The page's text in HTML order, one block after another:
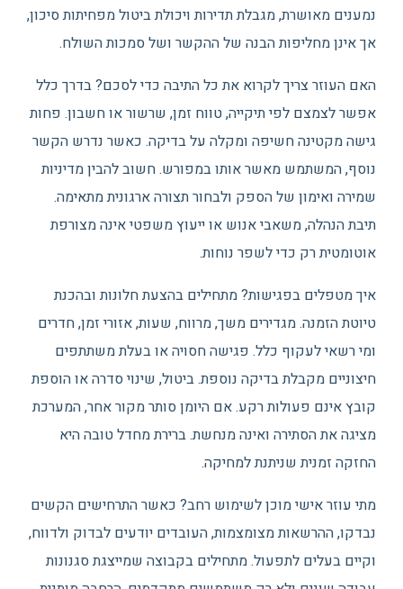
נמענים מאושרת, מגבלת תדירות ויכולת ביטול מפחיתות סיכון,
אך אינן מחליפות הבנה של ההקשר ושל סמכות השולח.
האם העוזר צריך לקרוא את כל התיבה כדי לסכם? בדרך כלל
אפשר לצמצם לפי תיקייה, טווח זמן, שרשור או חשבון. פחות
גישה מקטינה חשיפה ומקלה על בדיקה. כאשר נדרש הקשר
נוסף, המשתמש מאשר אותו במפורש. חשוב להבין מדיניות
שמירה ואימון של הספק ולבחור תצורה ארגונית מתאימה.
תיבת הנהלה, משאבי אנוש או ייעוץ משפטי אינה מצורפת
אוטומטית רק כדי לשפר נוחות.
איך מטפלים בפגישות? מתחילים בהצעת חלונות ובהכנת
טיוטת הזמנה. מגדירים משך, מרווח, שעות, אזורי זמן, חדרים
ומי רשאי לעקוף כלל. פגישה חסויה או בעלת משתתפים
חיצוניים מקבלת בדיקה נוספת. ביטול, שינוי סדרה או הוספת
קובץ אינם פעולות רקע. אם היומן סותר מקור אחר, המערכת
מציגה את הסתירה ואינה מנחשת. ברירת מחדל טובה היא
החזקה זמנית שניתנת למחיקה.
מתי עוזר אישי מוכן לשימוש רחב? כאשר התרחישים הקשים
נבדקו, ההרשאות מצומצמות, העובדים יודעים לבדוק ולדווח,
וקיים בעלים לתפעול. מתחילים בקבוצה שמייצגת סגנונות